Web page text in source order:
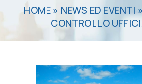
HOME» NEWS ED EVENTI »
CONTROLLO